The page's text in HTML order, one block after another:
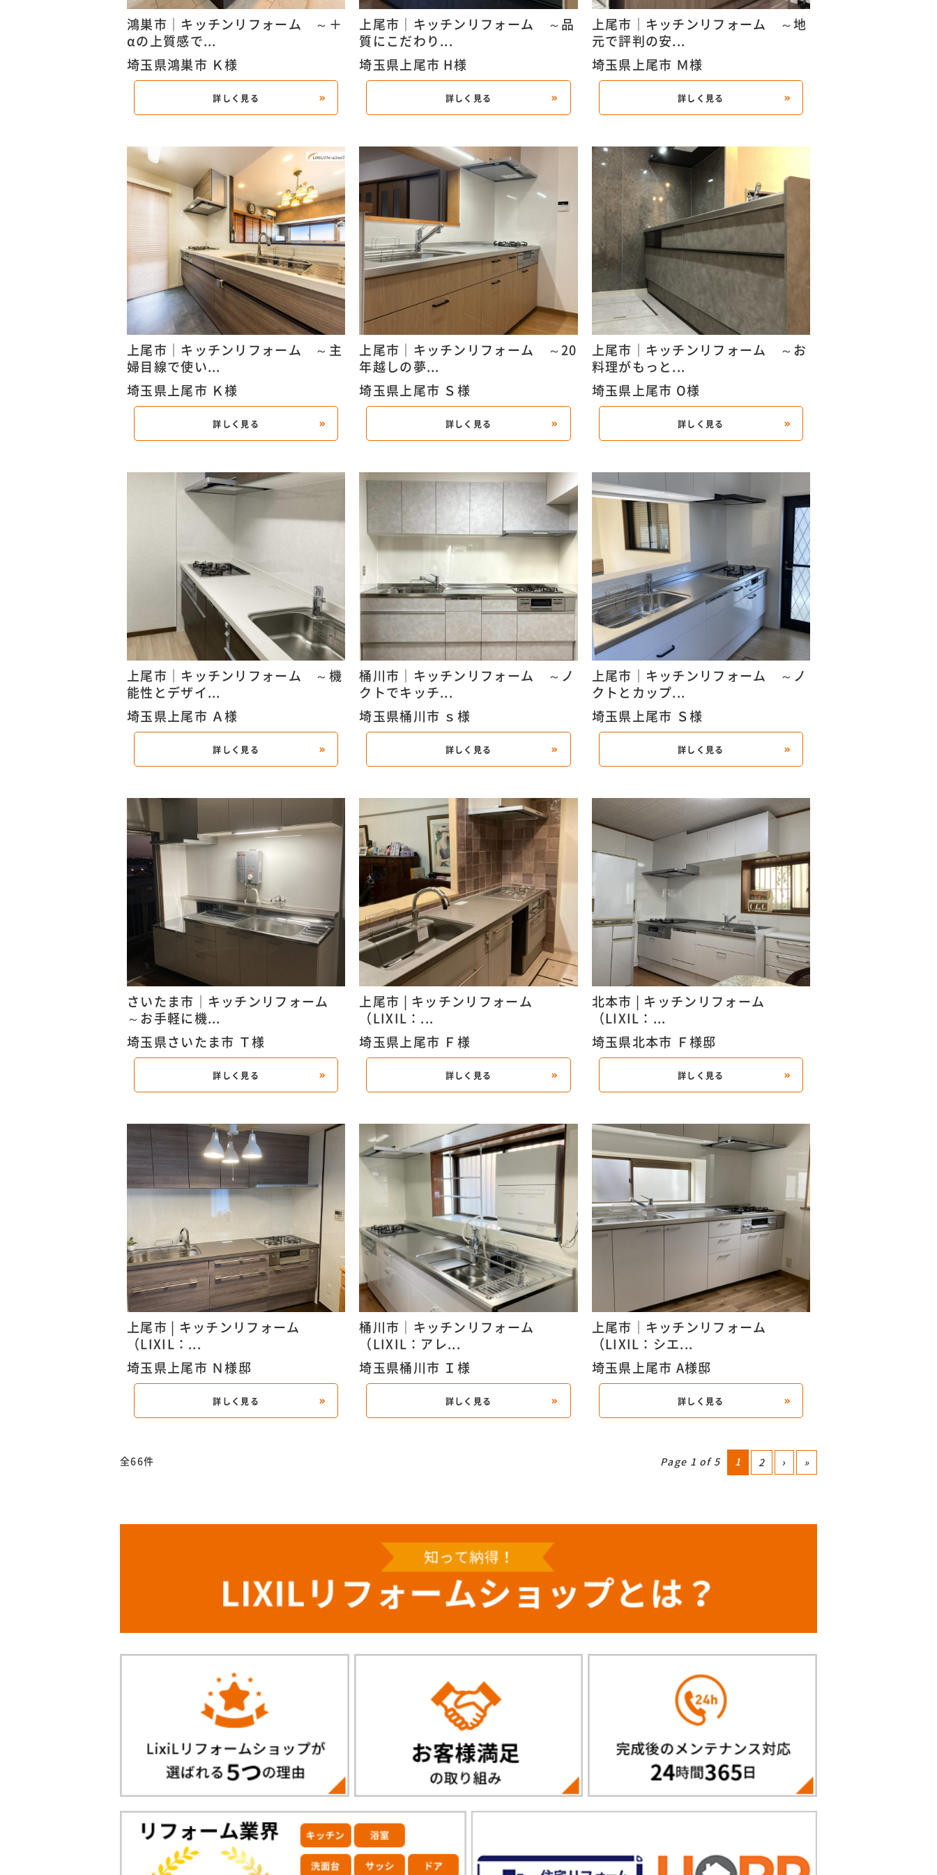
鴻巣市｜キッチンリフォーム ～＋
αの上質感で...
埼玉県鴻巣市 Ｋ様
詳しく見る
上尾市｜キッチンリフォーム ～品
質にこだわり...
埼玉県上尾市 H様
詳しく見る
上尾市｜キッチンリフォーム ～地
元で評判の安...
埼玉県上尾市 Ｍ様
詳しく見る
上尾市｜キッチンリフォーム ～主
婦目線で使い...
埼玉県上尾市 Ｋ様
詳しく見る
上尾市｜キッチンリフォーム ～20
年越しの夢...
埼玉県上尾市 Ｓ様
詳しく見る
上尾市｜キッチンリフォーム ～お
料理がもっと...
埼玉県上尾市 O様
詳しく見る
上尾市｜キッチンリフォーム ～機
能性とデザイ...
埼玉県上尾市 Ａ様
詳しく見る
桶川市｜キッチンリフォーム ～ノ
クトでキッチ...
埼玉県桶川市 ｓ様
詳しく見る
上尾市｜キッチンリフォーム ～ノ
クトとカップ...
埼玉県上尾市 Ｓ様
詳しく見る
さいたま市｜キッチンリフォーム
～お手軽に機...
埼玉県さいたま市 Ｔ様
詳しく見る
上尾市 | キッチンリフォーム
（LIXIL：...
埼玉県上尾市 Ｆ様
詳しく見る
北本市 | キッチンリフォーム
（LIXIL：...
埼玉県北本市 Ｆ様邸
詳しく見る
上尾市 | キッチンリフォーム
（LIXIL：...
埼玉県上尾市 Ｎ様邸
詳しく見る
桶川市｜キッチンリフォーム
（LIXIL：アレ...
埼玉県桶川市 Ｉ様
詳しく見る
上尾市｜キッチンリフォーム
（LIXIL：シエ...
埼玉県上尾市 A様邸
詳しく見る
全66件 Page 1 of 5 1 2 › »